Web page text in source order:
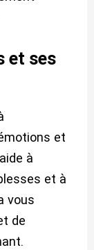
et ses
et
à
et à
vous
de